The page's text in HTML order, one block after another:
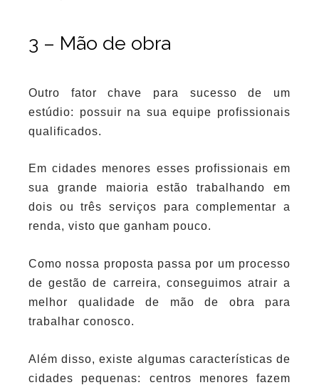
3 – Mão de obra
Outro fator chave para sucesso de um
estúdio: possuir na sua equipe profissionais
qualificados.
Em cidades menores esses profissionais em
sua grande maioria estão trabalhando em
dois ou três serviços para complementar a
renda, visto que ganham pouco.
Como nossa proposta passa por um processo
de gestão de carreira, conseguimos atrair a
melhor qualidade de mão de obra para
trabalhar conosco.
Além disso, existe algumas características de
cidades pequenas: centros menores fazem